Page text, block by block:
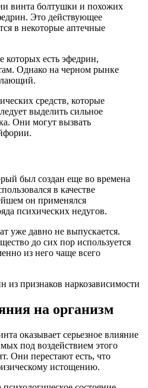
винта болтушки и похожих
Это действующее
в некоторые аптечные
которых есть эфедрин,
Однако на черном рынке
средств, которые
выделить сильное
Они могут вызвать
был создан еще во времена
в качестве
он применялся
психических недугов.
уже давно не выпускается.
до сих пор используется
из него чаще всего
на организм
оказывает серьезное влияние
под воздействием этого
Они перестают есть, что
истощению.